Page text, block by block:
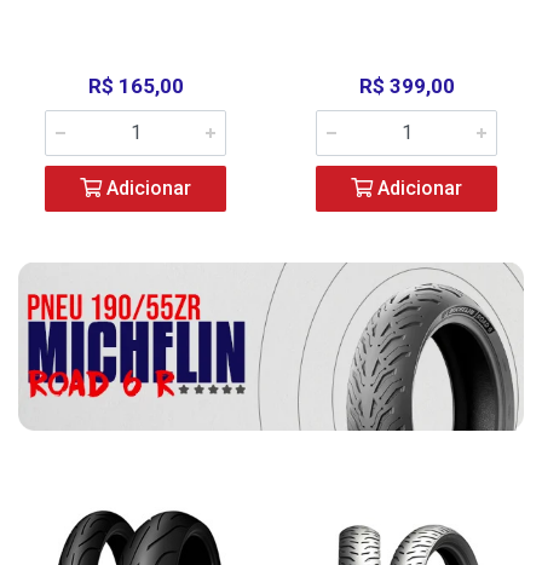
R$ 165,00
Adicionar
R$ 399,00
Adicionar